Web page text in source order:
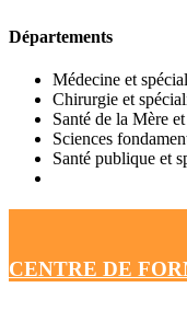
Départements
Médecine et
Chirurgie et
Santé de la Mère
Sciences
Santé publique et
CENTRE DE